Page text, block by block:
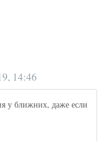
14:46
у ближних, даже если